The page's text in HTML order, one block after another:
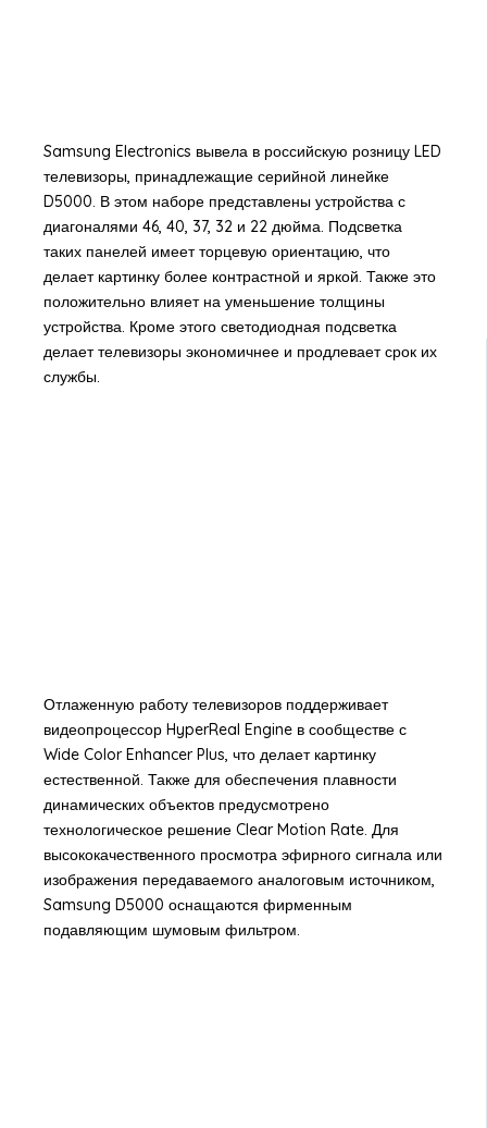
Samsung Electronics вывела в российскую розницу LED
телевизоры, принадлежащие серийной линейке
D5000. В этом наборе представлены устройства с
диагоналями 46, 40, 37, 32 и 22 дюйма. Подсветка
таких панелей имеет торцевую ориентацию, что
делает картинку более контрастной и яркой. Также это
положительно влияет на уменьшение толщины
устройства. Кроме этого светодиодная подсветка
делает телевизоры экономичнее и продлевает срок их
службы.
Отлаженную работу телевизоров поддерживает
видеопроцессор HyperReal Engine в сообществе с
Wide Color Enhancer Plus, что делает картинку
естественной. Также для обеспечения плавности
динамических объектов предусмотрено
технологическое решение Clear Motion Rate. Для
высококачественного просмотра эфирного сигнала или
изображения передаваемого аналоговым источником,
Samsung D5000 оснащаются фирменным
подавляющим шумовым фильтром.